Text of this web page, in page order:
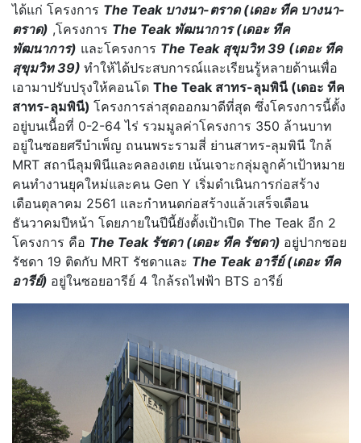
ได้แก่ โครงการ The Teak บางนา-ตราด (เดอะ ทีค บางนา-
ตราด) ,โครงการ The Teak พัฒนาการ (เดอะ ทีค
พัฒนาการ) และโครงการ The Teak สุขุมวิท 39 (เดอะ ทีค
สุขุมวิท 39) ทำให้ได้ประสบการณ์และเรียนรู้หลายด้านเพื่อ
เอามาปรับปรุงให้คอนโด The Teak สาทร-ลุมพินี (เดอะ ทีค
สาทร-ลุมพินี) โครงการล่าสุดออกมาดีที่สุด ซึ่งโครงการนี้ตั้ง
อยู่บนเนื้อที่ 0-2-64 ไร่ รวมมูลค่าโครงการ 350 ล้านบาท
อยู่ในซอยศรีบำเพ็ญ ถนนพระรามสี่ ย่านสาทร-ลุมพินี ใกล้
MRT สถานีลุมพินีและคลองเตย เน้นเจาะกลุ่มลูกค้าเป้าหมาย
คนทำงานยุคใหม่และคน Gen Y เริ่มดำเนินการก่อสร้าง
เดือนตุลาคม 2561 และกำหนดก่อสร้างแล้วเสร็จเดือน
ธันวาคมปีหน้า โดยภายในปีนี้ยังตั้งเป้าเปิด The Teak อีก 2
โครงการ คือ The Teak รัชดา (เดอะ ทีค รัชดา) อยู่ปากซอย
รัชดา 19 ติดกับ MRT รัชดาและ The Teak อารีย์ (เดอะ ทีค
อารีย์) อยู่ในซอยอารีย์ 4 ใกล้รถไฟฟ้า BTS อารีย์